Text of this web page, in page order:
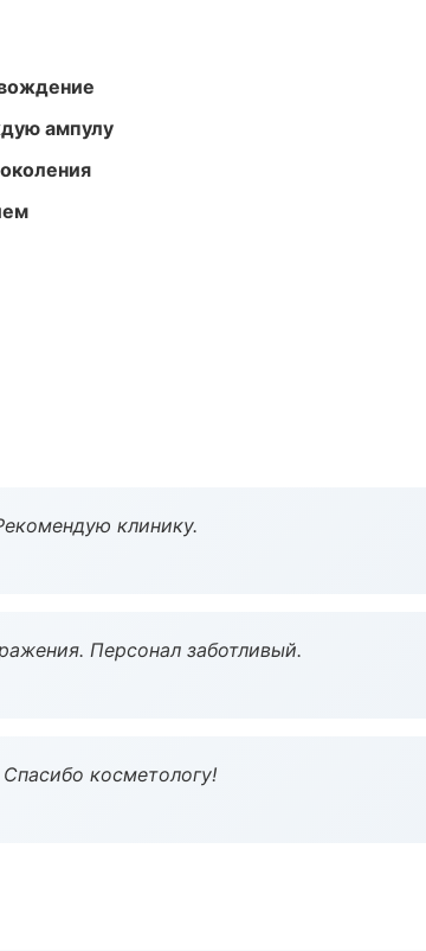
ампулу
клинику.
Персонал заботливый.
косметологу!